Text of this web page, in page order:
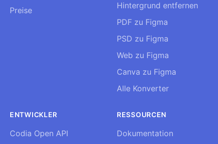
Preise
Hintergrund entfernen
PDF zu Figma
PSD zu Figma
Web zu Figma
Canva zu Figma
Alle Konverter
ENTWICKLER
Codia Open API
RESSOURCEN
Dokumentation